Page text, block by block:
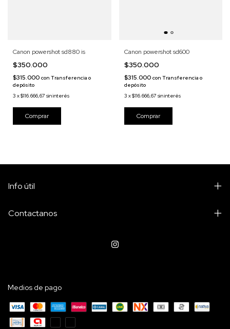
Canon powershot sd880 is
$350.000
$315.000 con Transferencia o
depósito
3 x$116.666,67 sin interés
Canon powershot sd600
$350.000
$315.000 con Transferencia o
depósito
3 x$116.666,67 sin interés
Info útil
Contactanos
Medios de pago